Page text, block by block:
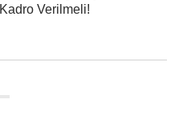
Kadro Verilmeli!